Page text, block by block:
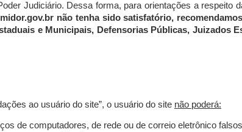
Judiciário. Dessa forma, para orientações a respeito
não tenha sido satisfatório,
e Municipais, Defensorias Públicas, Juizados
ao usuário do site”, o usuário do site não poderá:
de computadores, de rede ou de correio eletrônico